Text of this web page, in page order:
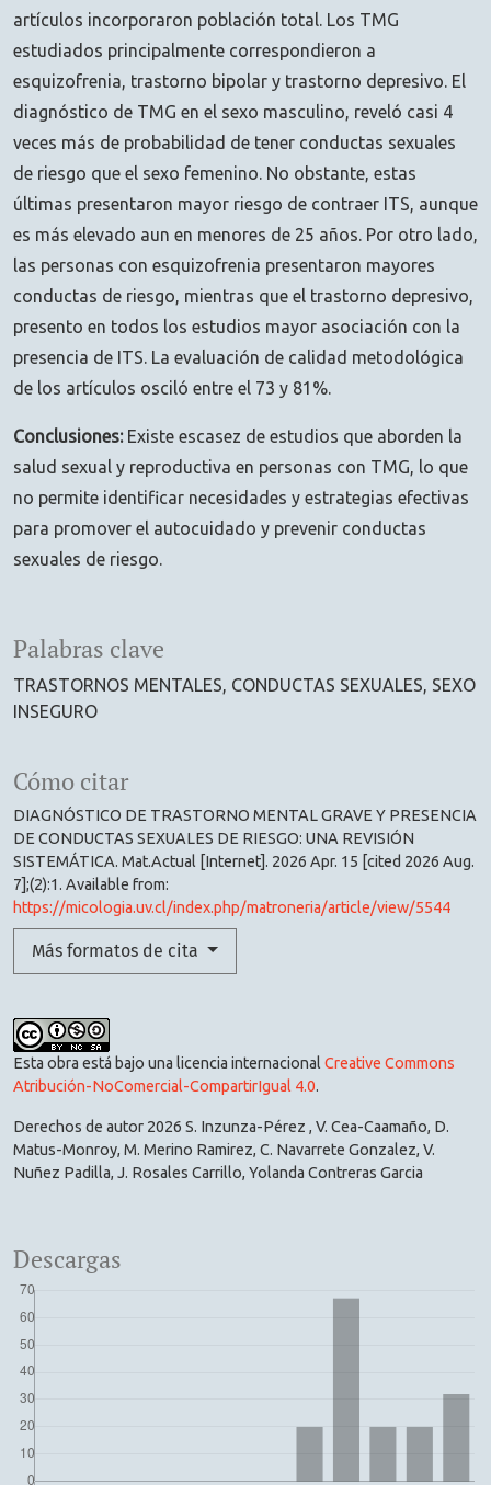
Palabras clave
TRASTORNOS MENTALES CONDUCTAS SEXUALES SEXO
INSEGURO
Cómo citar
DIAGNÓSTICO DE TRASTORNO MENTAL GRAVE Y PRESENCIA
DE CONDUCTAS SEXUALES DE RIESGO: UNA REVISIÓN
SISTEMÁTICA. Mat.Actual [Internet]. 2026 Apr. 15 [cited 2026 Aug.
7];(2):1. Available from:
https://micologia.uv.cl/index.php/matroneria/article/view/5544
Más formatos de cita
artículos incorporaron población total. Los TMG
estudiados principalmente correspondieron a
esquizofrenia, trastorno bipolar y trastorno depresivo. El
diagnóstico de TMG en el sexo masculino, reveló casi 4
veces más de probabilidad de tener conductas sexuales
de riesgo que el sexo femenino. No obstante, estas
últimas presentaron mayor riesgo de contraer ITS, aunque
es más elevado aun en menores de 25 años. Por otro lado,
las personas con esquizofrenia presentaron mayores
conductas de riesgo, mientras que el trastorno depresivo,
presento en todos los estudios mayor asociación con la
presencia de ITS. La evaluación de calidad metodológica
de los artículos osciló entre el 73 y 81%.
Conclusiones: Existe escasez de estudios que aborden la
salud sexual y reproductiva en personas con TMG, lo que
no permite identificar necesidades y estrategias efectivas
para promover el autocuidado y prevenir conductas
sexuales de riesgo.
Esta obra está bajo una licencia internacional Creative Commons
Atribución-NoComercial-CompartirIgual 4.0.
Derechos de autor 2026 S. Inzunza-Pérez , V. Cea-Caamaño, D.
Matus-Monroy, M. Merino Ramirez, C. Navarrete Gonzalez, V.
Nuñez Padilla, J. Rosales Carrillo, Yolanda Contreras Garcia
Descargas